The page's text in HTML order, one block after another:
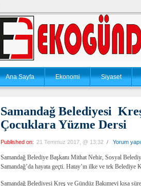
Ana Sayfa Ekonomi Siyaset
Samandağ Belediyesi
Çocuklara Yüzme Dersi
Published on: 21 Temmuz 2017, @ 13:32 / Yorum
Samandağ Belediye Başkanı Mithat Nehir, Sosyal
Samandağ’da hayata geçti. Hatay’ın ilke ve tek
Samandağ Belediyesi Kreş ve Gündüz Bakımevi kısa